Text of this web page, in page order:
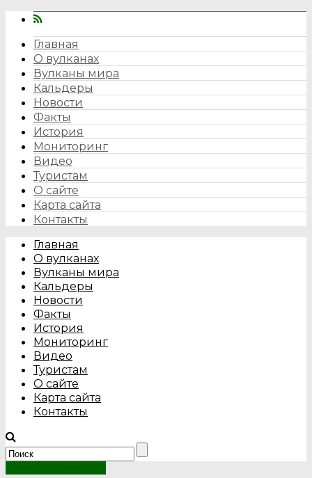
Главная
О вулканах
Вулканы мира
Кальдеры
Новости
Факты
История
Мониторинг
Видео
Туристам
О сайте
Карта сайта
Контакты
Главная
О вулканах
Вулканы мира
Кальдеры
Новости
Факты
История
Мониторинг
Видео
Туристам
О сайте
Карта сайта
Контакты